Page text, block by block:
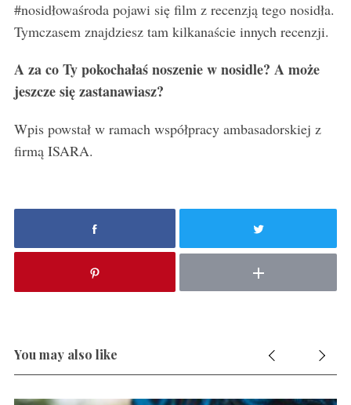
#nosidłowaśroda pojawi się film z recenzją tego nosidła.
Tymczasem znajdziesz tam kilkanaście innych recenzji.
A za co Ty pokochałaś noszenie w nosidle? A może
jeszcze się zastanawiasz?
Wpis powstał w ramach współpracy ambasadorskiej z
firmą ISARA.
You may also like